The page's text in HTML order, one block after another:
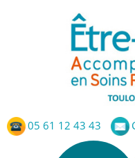
05 61 12 43 43
Etre-Là
Accompagnement en Soins